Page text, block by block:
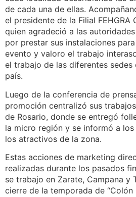
de cada una de ellas.
el presidente de la Filial FEHGRA
quien agradeció a las autoridades
por prestar sus instalaciones
evento y valoro el trabajo
el trabajo de las diferentes sedes
país.
Luego de la conferencia de
promoción centralizó sus
de Rosario, donde se entregó
la micro región y se informó a
los atractivos de la zona.
Estas acciones de marketing
realizadas durante los pasados
se trabajo en Zarate, Campana y
cierre de la temporada de “Colón